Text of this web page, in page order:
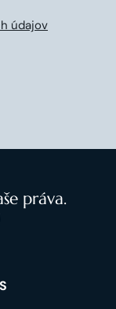
údajov
práva.